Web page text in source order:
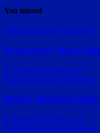
You missed
Polizeimeldungen Straubing
Kuriose Beute: Männer
8. August 2026 red_ra24
Polizeimeldungen Straubing
Illegalen Alkoholausschank
8. August 2026 red_ra24
Polizeimeldungen Straubing